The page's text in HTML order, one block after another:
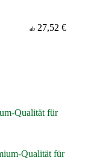
ab 27,52 €
Qualität für